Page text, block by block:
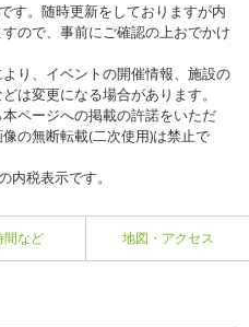
す。随時更新をしておりますが内
ので、事前にご確認の上おでかけ
り、イベントの開催情報、施設の
は変更になる場合があります。
ページへの掲載の許諾をいただ
の無断転載(二次使用)は禁止で
税表示です。
間など 地図・アクセス